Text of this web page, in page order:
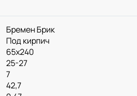
Бремен Брик
Под кирпич
65х240
25-27
7
42,7